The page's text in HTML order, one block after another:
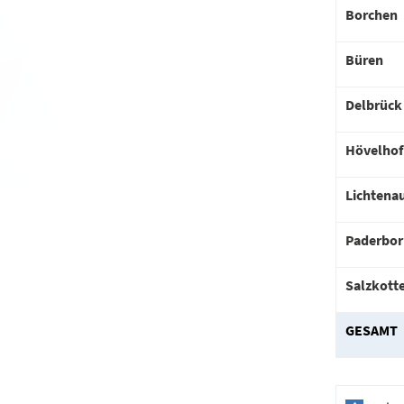
Borchen
Büren
Delbrück
Hövelhof
GESAMT